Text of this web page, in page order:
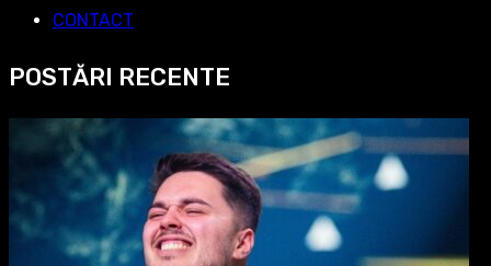
CONTACT
POSTĂRI RECENTE